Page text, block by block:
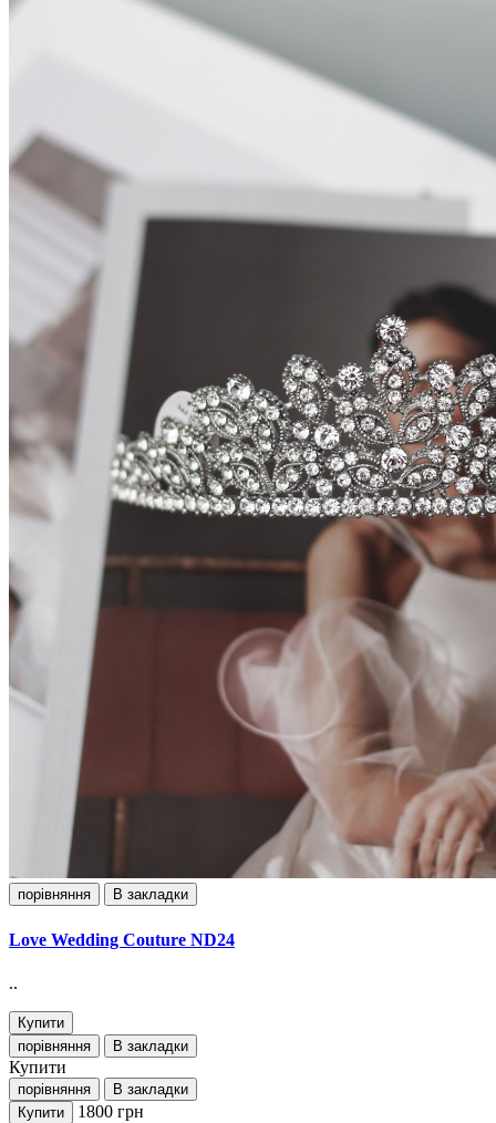
порівняння В закладки
Love Wedding Couture ND24
..
Купити
порівняння
В закладки
Купити
порівняння
В закладки
Купити
1800 грн